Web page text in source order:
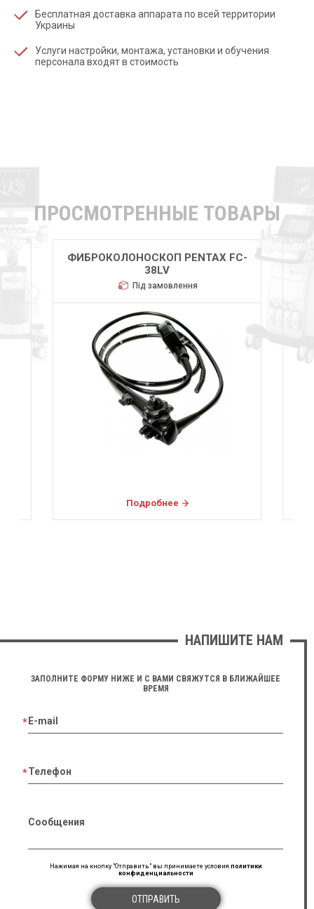
Бесплатная доставка аппарата по всей территории
Украины
Услуги настройки, монтажа, установки и обучения
персонала входят в стоимость
ПРОСМОТРЕННЫЕ ТОВАРЫ
ФИБРОКОЛОНОСКОП PENTAX FC-
38LV
Під замовлення
Подробнее
НАПИШИТЕ НАМ
ЗАПОЛНИТЕ ФОРМУ НИЖЕ И С ВАМИ СВЯЖУТСЯ В БЛИЖАЙШЕЕ
ВРЕМЯ
E-mail
Телефон
Сообщения
Нажимая на кнопку "Отправить" вы принимаете условия политики
конфиденциальности
ОТПРАВИТЬ